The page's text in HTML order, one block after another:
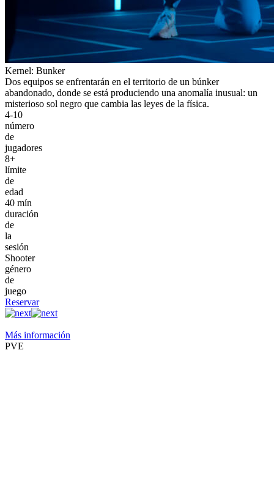
Kernel: Bunker
Dos equipos se enfrentarán en el territorio de un búnker
abandonado, donde se está produciendo una anomalía inusual: un
misterioso sol negro que cambia las leyes de la física.
4-10
número
de
jugadores
8+
límite
de
edad
40 mín
duración
de
la
sesión
Shooter
género
de
juego
Reservar
Más información
PVE